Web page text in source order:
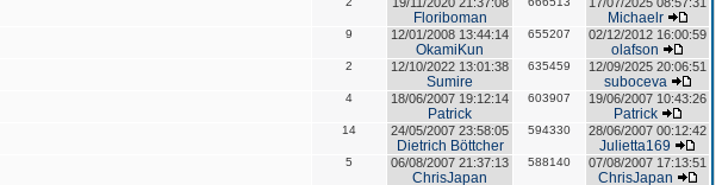
Floriboman Michaelr
9 12/01/2008 13:44:14
OkamiKun
655207 02/12/2012 16:00:59
olafson
2 12/10/2022 13:01:38
Sumire
635459 12/09/2025 20:06:51
suboceva
4 18/06/2007 19:12:14
Patrick
603907 19/06/2007 10:43:26
Patrick
14 24/05/2007 23:58:05
Dietrich Böttcher
594330 28/06/2007 00:12:42
Julietta169
5 06/08/2007 21:37:13
ChrisJapan
588140 07/08/2007 17:13:51
ChrisJapan